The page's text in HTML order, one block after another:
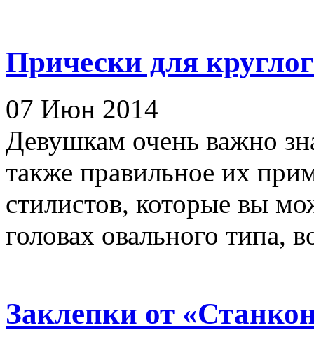
Прически для
07 Июн 2014
Девушкам очень важно
также правильное их
стилистов, которые вы
головах овального типа,
Заклепки от